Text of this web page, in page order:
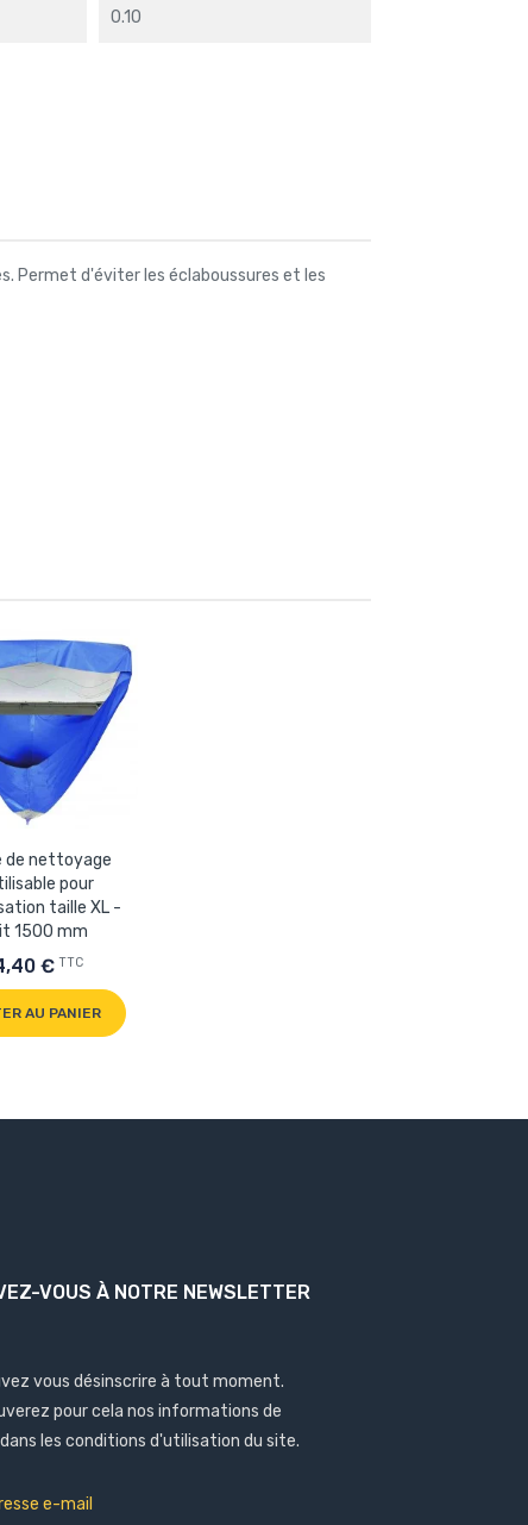
0.10
Permet d'éviter les éclaboussures et les
de nettoyage
pour
taille XL -
1500 mm
€ TTC
AU PANIER
VOUS À NOTRE NEWSLETTER
vous désinscrire à tout moment.
pour cela nos informations de
les conditions d'utilisation du site.